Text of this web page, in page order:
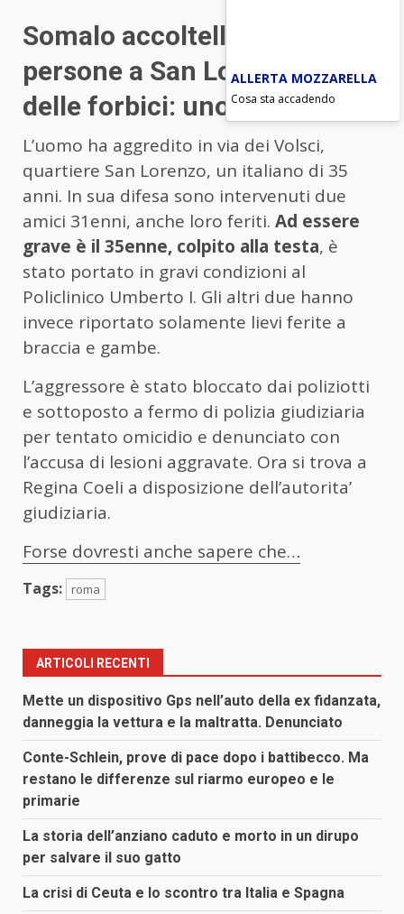
Somalo accoltella tre
persone a San Lorenzo con
delle forbici: uno è grave
L’uomo ha aggredito in via dei Volsci,
quartiere San Lorenzo, un italiano di 35
anni. In sua difesa sono intervenuti due
amici 31enni, anche loro feriti. Ad essere
grave è il 35enne, colpito alla testa, è
stato portato in gravi condizioni al
Policlinico Umberto I. Gli altri due hanno
invece riportato solamente lievi ferite a
braccia e gambe.
L’aggressore è stato bloccato dai poliziotti
e sottoposto a fermo di polizia giudiziaria
per tentato omicidio e denunciato con
l’accusa di lesioni aggravate. Ora si trova a
Regina Coeli a disposizione dell’autorita’
giudiziaria.
Forse dovresti anche sapere che…
Tags: roma
ARTICOLI RECENTI
Mette un dispositivo Gps nell’auto della ex fidanzata,
danneggia la vettura e la maltratta. Denunciato
Conte-Schlein, prove di pace dopo i battibecco. Ma
restano le differenze sul riarmo europeo e le
primarie
La storia dell’anziano caduto e morto in un dirupo
per salvare il suo gatto
La crisi di Ceuta e lo scontro tra Italia e Spagna
ALLERTA MOZZARELLA
Cosa sta accadendo